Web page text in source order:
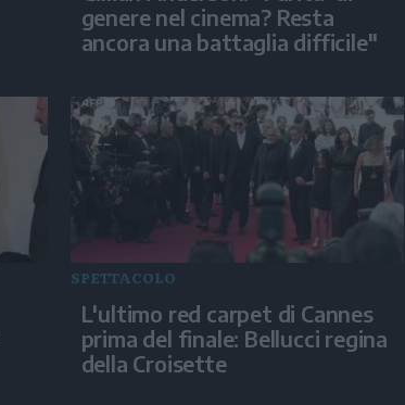
genere nel cinema? Resta
ancora una battaglia difficile"
SPETTACOLO
L'ultimo red carpet di Cannes
prima del finale: Bellucci regina
della Croisette